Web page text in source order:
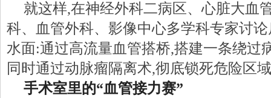
就这样,在神经外科二病区、心脏大血
科、血管外科、影像中心多学科专家讨
水面:通过高流量血管搭桥,搭建一条绕过
同时通过动脉瘤隔离术,彻底锁死危险区
手术室里的“血管接力赛”